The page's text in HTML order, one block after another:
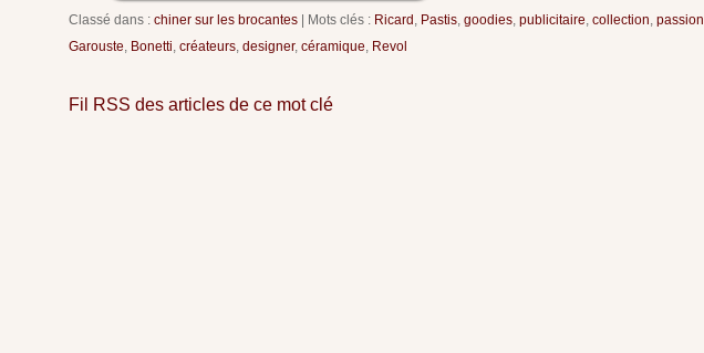
Classé dans : chiner sur les brocantes Mots clés : Ricard Pastis goodies publicitaire collection passion
Garouste
Bonetti créateurs designer, céramique Revol
Fil RSS des articles de ce mot clé